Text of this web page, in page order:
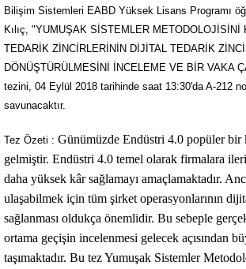
Bilişim Sistemleri EABD Yüksek Lisans Programı
Kılıç, "YUMUŞAK SİSTEMLER METODOLOJİSİNİ
TEDARİK ZİNCİRLERİNİN DİJİTAL TEDARİK
DÖNÜŞTÜRÜLMESİNİ İNCELEME VE BİR VAKA
tezini, 04 Eylül 2018 tarihinde saat 13:30'da A-212
savunacaktır.
Tez Özeti : Günümüzde Endüstri 4.0 popüler bir
gelmiştir. Endüstri 4.0 temel olarak firmalara
daha yüksek kâr sağlamayı amaçlamaktadır.
ulaşabilmek için tüm şirket operasyonlarının
sağlanması oldukça önemlidir. Bu sebeple
ortama geçişin incelenmesi gelecek açısından
taşımaktadır. Bu tez Yumuşak Sistemler